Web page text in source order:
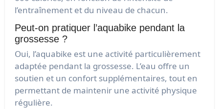
l’entraînement et du niveau de chacun.
Peut-on pratiquer l’aquabike pendant la
grossesse ?
Oui, l’aquabike est une activité particulièrement
adaptée pendant la grossesse. L’eau offre un
soutien et un confort supplémentaires, tout en
permettant de maintenir une activité physique
régulière.